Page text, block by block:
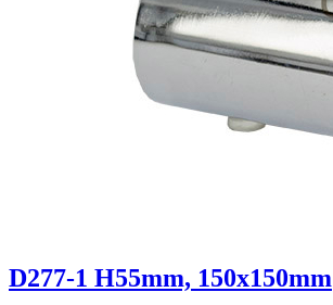
D277-1 H55mm, 150x150mm